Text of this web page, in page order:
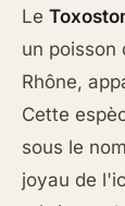
Le
un poisson
Rhône,
Cette
sous le
joyau de